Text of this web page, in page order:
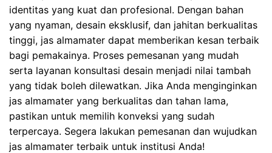
identitas yang kuat dan profesional. Dengan bahan
yang nyaman, desain eksklusif, dan jahitan berkualitas
tinggi, jas almamater dapat memberikan kesan terbaik
bagi pemakainya. Proses pemesanan yang mudah
serta layanan konsultasi desain menjadi nilai tambah
yang tidak boleh dilewatkan. Jika Anda menginginkan
jas almamater yang berkualitas dan tahan lama,
pastikan untuk memilih konveksi yang sudah
terpercaya. Segera lakukan pemesanan dan wujudkan
jas almamater terbaik untuk institusi Anda!